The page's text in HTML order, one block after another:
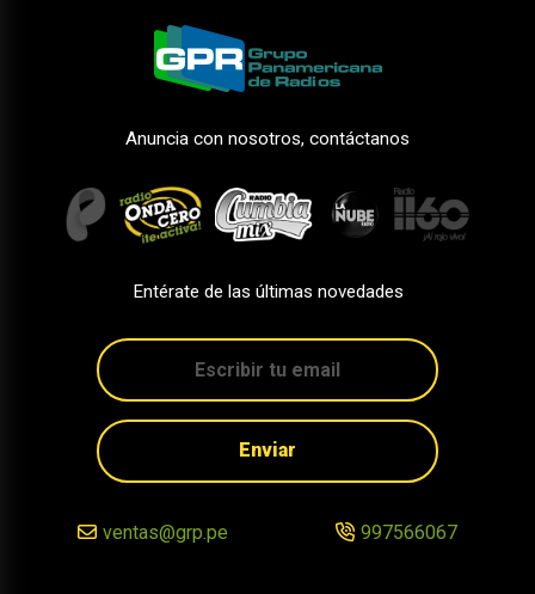
Anuncia con nosotros, contáctanos
Entérate de las últimas novedades
Enviar
ventas@grp.pe 997566067